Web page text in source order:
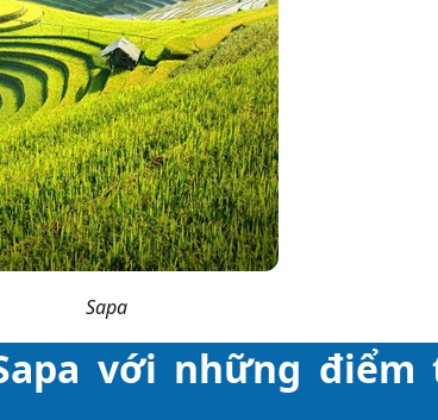
Sapa
với những điểm